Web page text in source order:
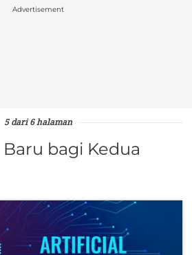
Advertisement
5 dari 6 halaman
bagi Kedua